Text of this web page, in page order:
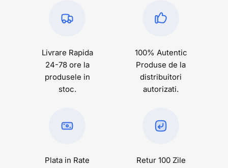
Livrare Rapida
24-78 ore la
produsele in
stoc.
100% Autentic
Produse de la
distribuitori
autorizati.
Plata in Rate
Retur 100 Zile